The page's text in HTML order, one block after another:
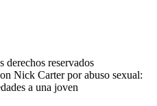
reservados
Nick Carter por abuso sexual:
a una joven